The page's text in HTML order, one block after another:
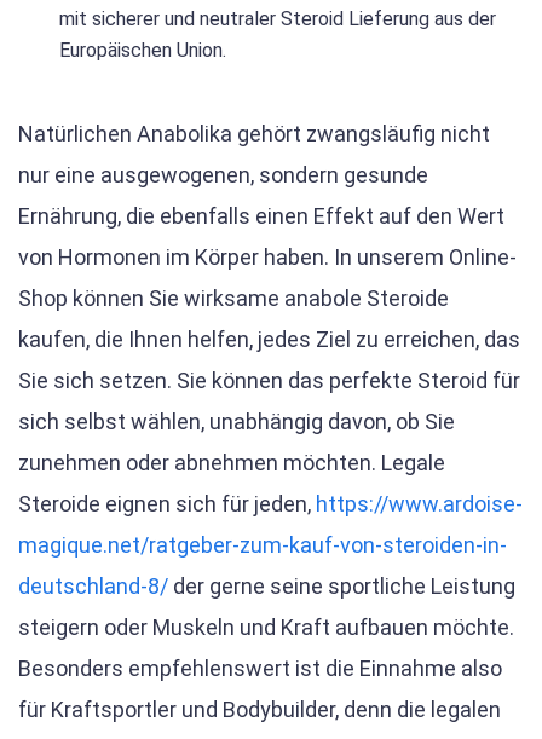
mit sicherer und neutraler Steroid Lieferung aus der
Europäischen Union.
Natürlichen Anabolika gehört zwangsläufig nicht
nur eine ausgewogenen, sondern gesunde
Ernährung, die ebenfalls einen Effekt auf den Wert
von Hormonen im Körper haben. In unserem Online-
Shop können Sie wirksame anabole Steroide
kaufen, die Ihnen helfen, jedes Ziel zu erreichen, das
Sie sich setzen. Sie können das perfekte Steroid für
sich selbst wählen, unabhängig davon, ob Sie
zunehmen oder abnehmen möchten. Legale
Steroide eignen sich für jeden, https://www.ardoise-
magique.net/ratgeber-zum-kauf-von-steroiden-in-
deutschland-8/ der gerne seine sportliche Leistung
steigern oder Muskeln und Kraft aufbauen möchte.
Besonders empfehlenswert ist die Einnahme also
für Kraftsportler und Bodybuilder, denn die legalen